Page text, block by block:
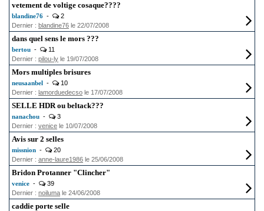
vetement de voltige cosaque????
blandine76 -
2
Dernier : blandine76 le 22/07/2008
dans quel sens le mors ???
bertou -
11
Dernier : pilou-ly le 19/07/2008
Mors multiples brisures
neusaanbel -
10
Dernier : lamorduedecso le 17/07/2008
SELLE HDR ou beltack???
nanachou -
3
Dernier : venice le 10/07/2008
Avis sur 2 selles
missnion -
20
Dernier : anne-laure1986 le 25/06/2008
Bridon Protanner "Clincher"
venice -
39
Dernier : noiluma le 24/06/2008
caddie porte selle